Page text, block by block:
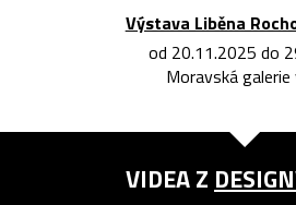
Výstava Liběna
od 20.11.2025 do
Moravská galerie
VIDEA Z